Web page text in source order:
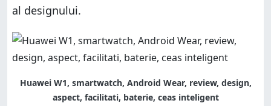
al designului.
Huawei W1, smartwatch, Android Wear, review, design,
aspect, facilitati, baterie, ceas inteligent